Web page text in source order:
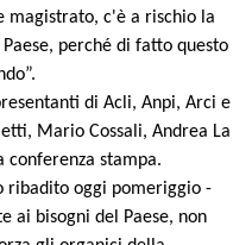
magistrato, c'è a rischio la
perché di fatto questo
di Acli, Anpi, Arci e
Mario Cossali, Andrea La
stampa.
ribadito oggi pomeriggio -
ai bisogni del Paese, non